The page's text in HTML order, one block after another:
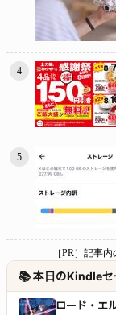
4
5
［PR］記事
📚 本日のKindleセ
ロード・エ